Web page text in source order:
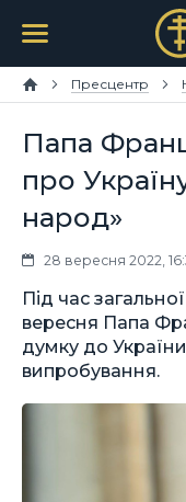
Пресцентр
Папа
про
народ»
28 вересня 2022,
Під час
вересня Папа
думку до
випробування.